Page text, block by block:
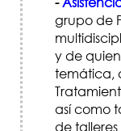
grupo de
y de
temática,
así como
de